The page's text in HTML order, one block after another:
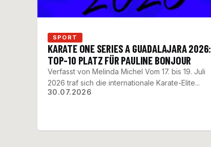
SPORT
30.07.2026
KARATE ONE SERIES A GUADALAJARA 2026:
TOP-10 PLATZ FÜR PAULINE BONJOUR
Verfasst von Melinda Michel Vom 17. bis 19. Juli
2026 traf sich die internationale Karate-Elite...